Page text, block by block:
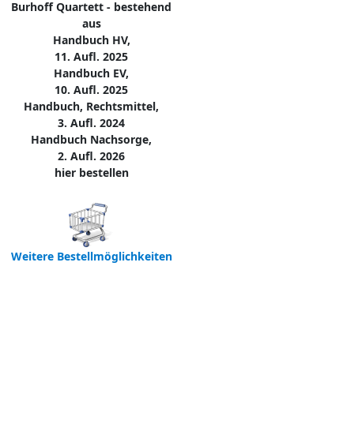
Burhoff Quartett - bestehend
aus
Handbuch HV,
11. Aufl. 2025
Handbuch EV,
10. Aufl. 2025
Handbuch, Rechtsmittel,
3. Aufl. 2024
Handbuch Nachsorge,
2. Aufl. 2026
hier bestellen
Weitere Bestellmöglichkeiten